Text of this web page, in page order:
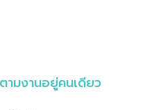
ามงานอยู่คนเดียว